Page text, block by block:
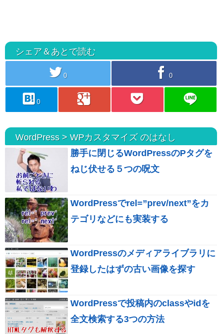
シェア＆あとで読む
twitter 0 facebook 0
hatebu 0 googleplus pocket line
WordPress > WPカスタマイズ のはなし
勝手に閉じるWordPressのPタグを
ねじ伏せる５つの呪文
WordPressでrel=”prev/next”をカ
テゴリなどにも実装する
WordPressのメディアライブラリに
登録したはずの古い画像を探す
WordPressで投稿内のclassやidを
全文検索する3つの方法